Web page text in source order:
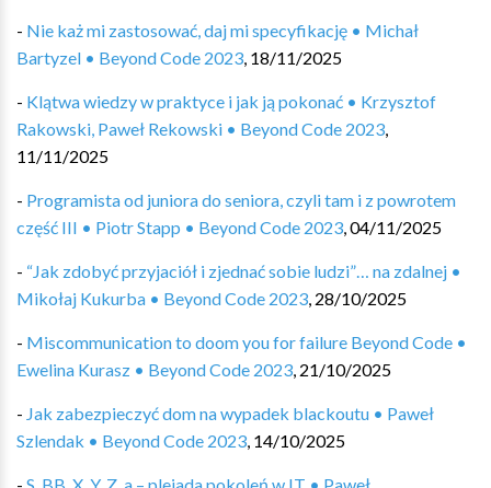
- Nie każ mi zastosować, daj mi specyfikację • Michał
Bartyzel • Beyond Code 2023, 18/11/2025
- Klątwa wiedzy w praktyce i jak ją pokonać • Krzysztof
Rakowski, Paweł Rekowski • Beyond Code 2023,
11/11/2025
- Programista od juniora do seniora, czyli tam i z powrotem
część III • Piotr Stapp • Beyond Code 2023,04/11/2025
- “Jak zdobyć przyjaciół i zjednać sobie ludzi”… na zdalnej •
Mikołaj Kukurba • Beyond Code 2023, 28/10/2025
- Miscommunication to doom you for failure Beyond Code •
Ewelina Kurasz • Beyond Code 2023, 21/10/2025
- Jak zabezpieczyć dom na wypadek blackoutu • Paweł
Szlendak • Beyond Code 2023, 14/10/2025